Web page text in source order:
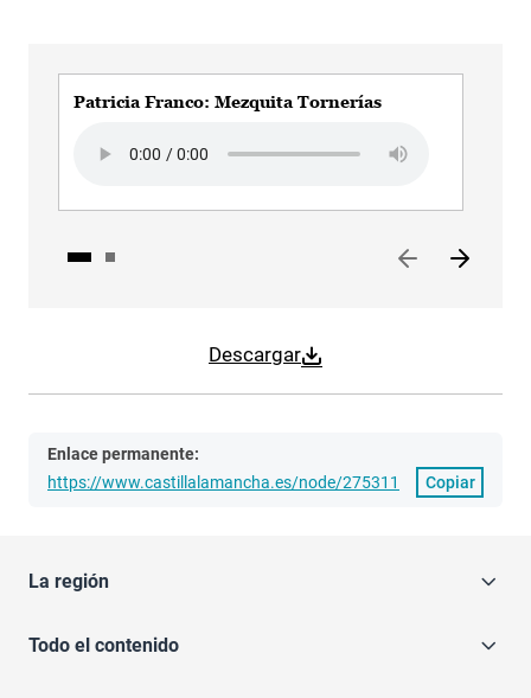
Descargar
Patricia Franco: Mezquita Tornerías
Enlace permanente:
https://www.castillalamancha.es/node/275311
Copiar
La región
Todo el contenido